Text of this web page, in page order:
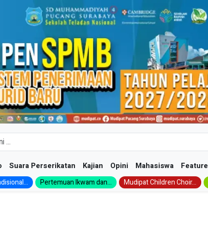
Suara Perserikatan Kajian Opini Mahasiswa Feature
Pertemuan Ikwam dan... Mudipat Children Choir...